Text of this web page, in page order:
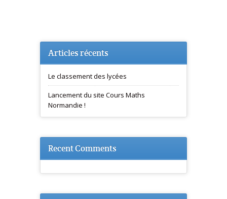
Articles récents
Le classement des lycées
Lancement du site Cours Maths
Normandie !
Recent Comments